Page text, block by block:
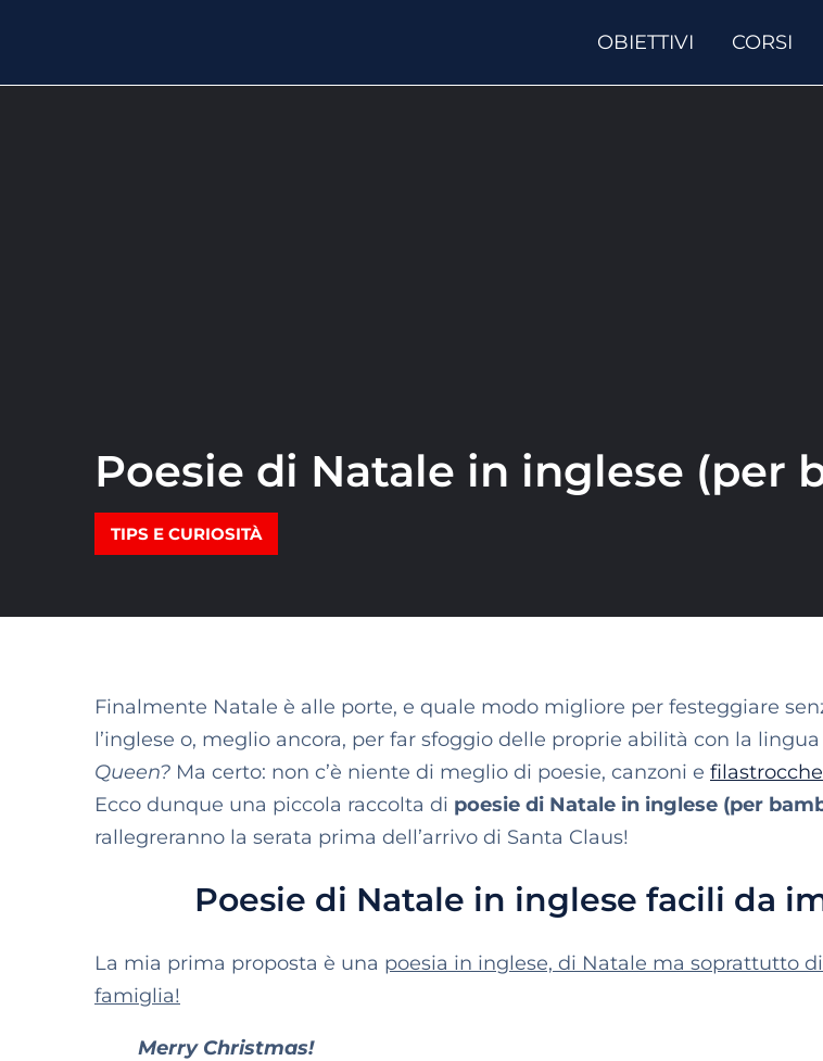
OBIETTIVI CORSI
Poesie di Natale in inglese (per
TIPS E CURIOSITÀ
Finalmente Natale è alle porte, e quale modo migliore per festeggiare
l’inglese o, meglio ancora, per far sfoggio delle proprie abilità con la
Queen? Ma certo: non c’è niente di meglio di poesie, canzoni e
Ecco dunque una piccola raccolta di poesie di Natale in inglese (per
rallegreranno la serata prima dell’arrivo di Santa Claus!
Poesie di Natale in inglese facili da
La mia prima proposta è una poesia in inglese, di Natale ma soprattutto
famiglia!
Merry Christmas!